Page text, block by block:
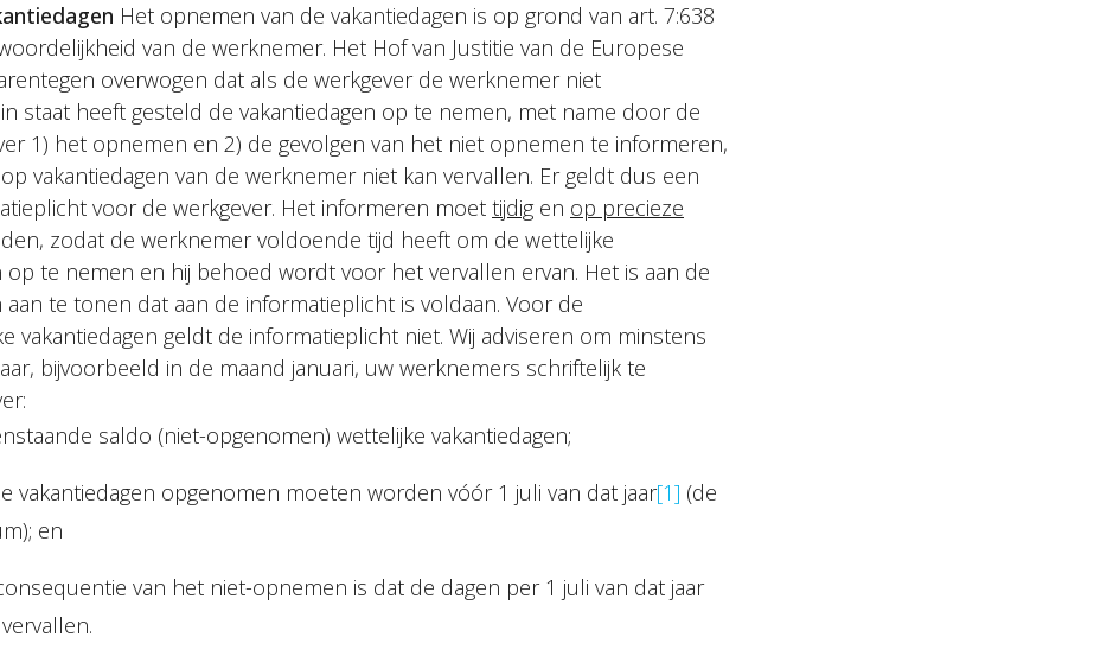
Het opnemen van de vakantiedagen is op grond van art. 7:638
van de werknemer. Het Hof van Justitie van de Europese
overwogen dat als de werkgever de werknemer niet
staat heeft gesteld de vakantiedagen op te nemen, met name door de
1) het opnemen en 2) de gevolgen van het niet opnemen te informeren,
vakantiedagen van de werknemer niet kan vervallen. Er geldt dus een
voor de werkgever. Het informeren moet tijdig en op precieze
zodat de werknemer voldoende tijd heeft om de wettelijke
op te nemen en hij behoed wordt voor het vervallen ervan. Het is aan de
aan te tonen dat aan de informatieplicht is voldaan. Voor de
vakantiedagen geldt de informatieplicht niet. Wij adviseren om minstens
bijvoorbeeld in de maand januari, uw werknemers schriftelijk te
saldo (niet-opgenomen) wettelijke vakantiedagen;
vakantiedagen opgenomen moeten worden vóór 1 juli van dat jaar[1] (de
en
van het niet-opnemen is dat de dagen per 1 juli van dat jaar